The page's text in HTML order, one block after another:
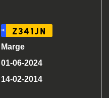
NL Z341JN
Marge
01-06-2024
14-02-2014